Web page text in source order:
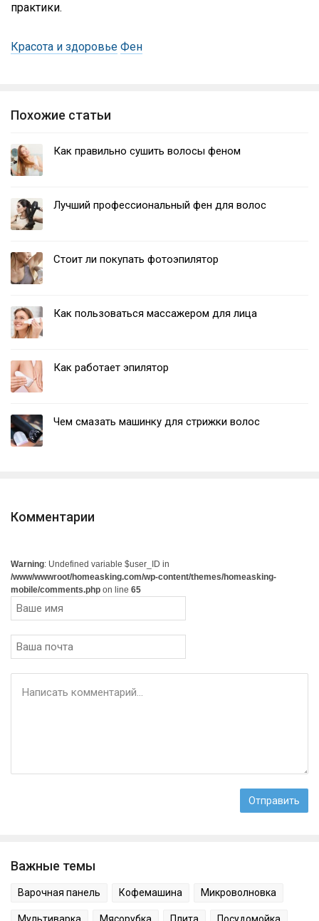
практики.
Красота и здоровье Фен
Похожие статьи
Как правильно сушить волосы феном
Лучший профессиональный фен для волос
Стоит ли покупать фотоэпилятор
Как пользоваться массажером для лица
Как работает эпилятор
Чем смазать машинку для стрижки волос
Комментарии
Warning: Undefined variable $user_ID in
/www/wwwroot/homeasking.com/wp-content/themes/homeasking-
mobile/comments.php on line 65
Важные темы
Варочная панель Кофемашина Микроволновка